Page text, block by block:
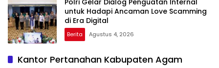
untuk Hadapi Ancaman Love Scamming
di Era Digital
Berita Agustus 4, 2026
Kantor Pertanahan Kabupaten Agam